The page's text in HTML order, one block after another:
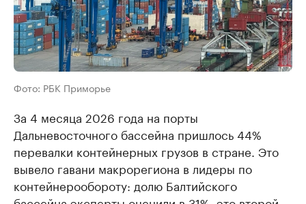
Фото: РБК Приморье
За 4 месяца 2026 года на порты
Дальневосточного бассейна пришлось 44%
перевалки контейнерных грузов в стране. Это
вывело гавани макрорегиона в лидеры по
контейнерообороту: долю Балтийского